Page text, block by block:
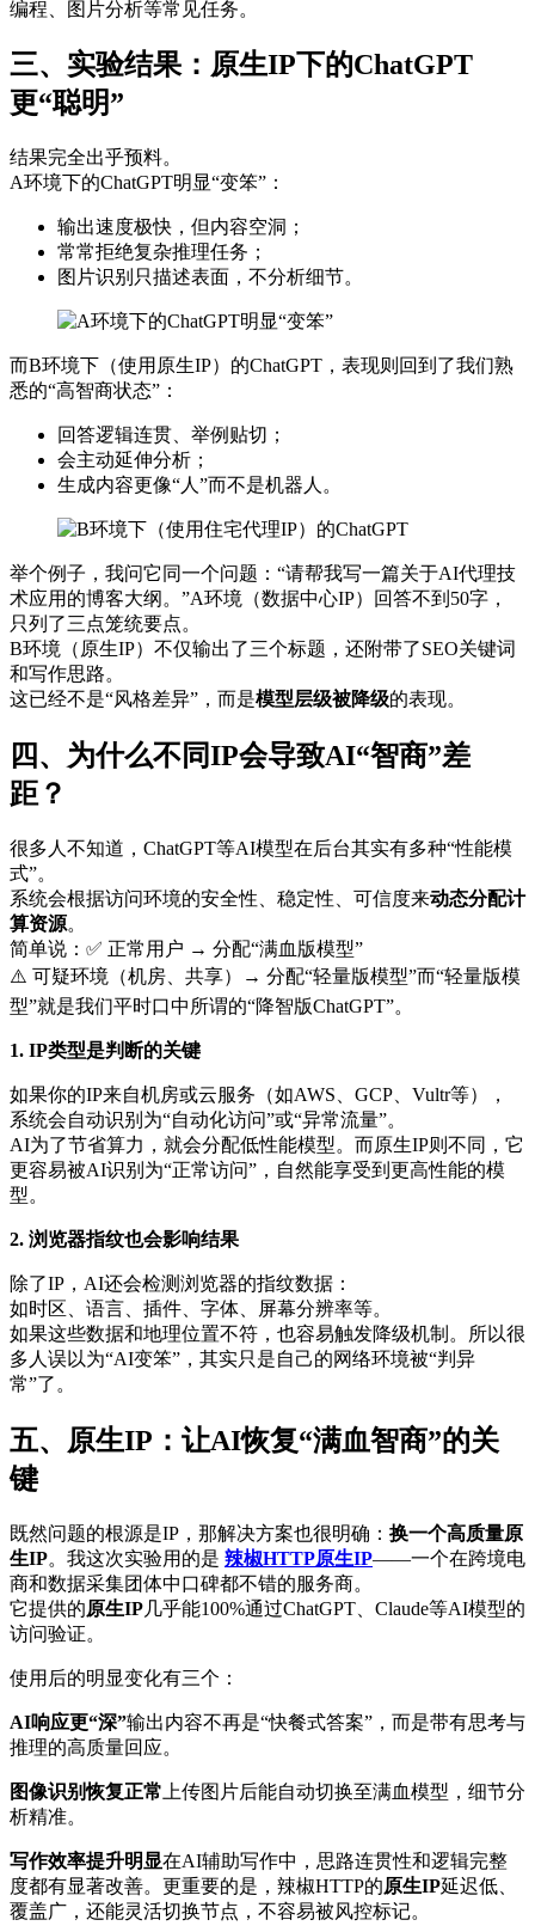
编程、图片分析等常见任务。
三、实验结果： 原生IP下的ChatGPT
更“聪明”
结果完全出乎预料。
A环境下的ChatGPT明显“变笨”：
输出速度极快，但内容空洞；
常常拒绝复杂推理任务；
图片识别只描述表面，不分析细节。
而B环境下（使用原生IP）的ChatGPT，表现则回到了我们熟
悉的“高智商状态”：
回答逻辑连贯、举例贴切；
会主动延伸分析；
生成内容更像“人”而不是机器人。
举个例子，我问它同一个问题：“请帮我写一篇关于AI代理技
术应用的博客大纲。”A环境（数据中心IP）回答不到50字，
只列了三点笼统要点。
B环境（原生IP）不仅输出了三个标题，还附带了SEO关键词
和写作思路。
这已经不是“风格差异”，而是模型层级被降级的表现。
四、为什么不同IP会导致AI“智商”差
距？
很多人不知道，ChatGPT等AI模型在后台其实有多种“性能模
式”。
系统会根据访问环境的安全性、稳定性、可信度来动态分配计
算资源。
简单说：✅ 正常用户 → 分配“满血版模型”
⚠️ 可疑环境（机房、共享）→ 分配“轻量版模型”而“轻量版模
型”就是我们平时口中所谓的“降智版ChatGPT”。
1. IP类型是判断的关键
如果你的IP来自机房或云服务（如AWS、GCP、Vultr等），
系统会自动识别为“自动化访问”或“异常流量”。
AI为了节省算力，就会分配低性能模型。而原生IP则不同，它
更容易被AI识别为“正常访问”，自然能享受到更高性能的模
型。
2. 浏览器指纹也会影响结果
除了IP，AI还会检测浏览器的指纹数据：
如时区、语言、插件、字体、屏幕分辨率等。
如果这些数据和地理位置不符，也容易触发降级机制。所以很
多人误以为“AI变笨”，其实只是自己的网络环境被“判异
常”了。
五、原生IP：让AI恢复“满血智商”的关
键
既然问题的根源是IP，那解决方案也很明确： 换一个高质量原
生IP。我这次实验用的是 辣椒HTTP原生IP——一个在跨境电
商和数据采集团体中口碑都不错的服务商。
它提供的原生IP几乎能100%通过ChatGPT、Claude等AI模型的
访问验证。
使用后的明显变化有三个：
AI响应更“深”输出内容不再是“快餐式答案”，而是带有思考与
推理的高质量回应。
图像识别恢复正常 上传图片后能自动切换至满血模型，细节分
析精准。
写作效率提升明显在AI辅助写作中，思路连贯性和逻辑完整
度都有显著改善。更重要的是，辣椒HTTP的原生IP延迟低、
覆盖广，还能灵活切换节点，不容易被风控标记。